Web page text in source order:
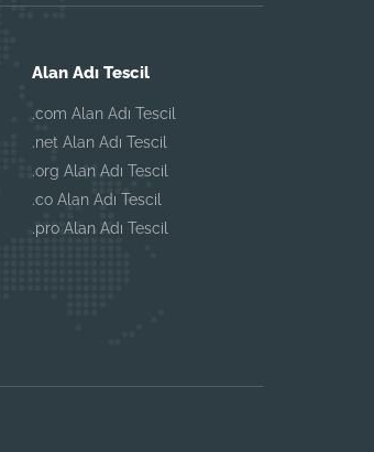
Alan Adı Tescil
.com Alan Adı Tescil
.net Alan Adı Tescil
.org Alan Adı Tescil
.co Alan Adı Tescil
.pro Alan Adı Tescil